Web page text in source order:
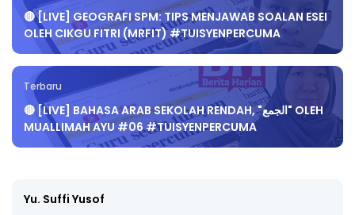
🔴 [LIVE] GEOGRAFI SPM: TIPS MENJAWAB SOALAN ESEI
OLEH CIKGU FITRI (MRFIT) #TUISYENPERCUMA
Terbaru
🔴 [LIVE] BAHASA ARAB SEKOLAH RENDAH, "الجمع" OLEH
MUALLIMAH AYU #06 #TUISYENPERCUMA
Yu. Suffi Yusof